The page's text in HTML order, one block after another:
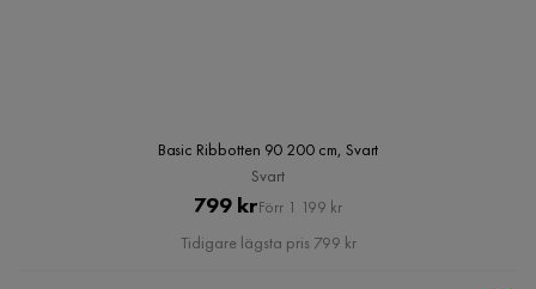
Basic Ribbotten 90 200 cm, Svart
Svart
Pris
799 kr Original
Pris
Förr 1 199 kr
Tidigare lägsta pris 799 kr